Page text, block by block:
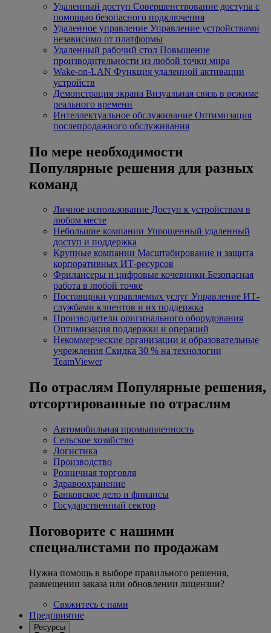
Удаленный доступ Совершенствование доступа с
помощью безопасного подключения
Удаленное управление Управление устройствами
независимо от платформы
Удаленный рабочий стол Повышение
производительности из любой точки мира
Wake-on-LAN Функция удаленной активации
устройств
Демонстрация экрана Визуальная связь в режиме
реального времени
Интеллектуальное обслуживание Оптимизация
послепродажного обслуживания
По мере необходимости
Популярные решения для разных
команд
Личное использование Доступ к устройствам в
любом месте
Небольшие компании Упрощенный удаленный
доступ и поддержка
Крупные компании Масштабирование и защита
корпоративных ИТ-ресурсов
Фрилансеры и цифровые кочевники Безопасная
работа в любой точке
Поставщики управляемых услуг Управление ИТ-
службами клиентов и их поддержка
Производители оригинального оборудования
Оптимизация поддержки и операций
Некоммерческие организации и образовательные
учреждения Скидка 30 % на технологии
TeamViewer
По отраслям Популярные решения,
отсортированные по отраслям
Автомобильная промышленность
Сельское хозяйство
Логистика
Производство
Розничная торговля
Здравоохранение
Банковское дело и финансы
Государственный сектор
Поговорите с нашими
специалистами по продажам
Нужна помощь в выборе правильного решения,
размещении заказа или обновлении лицензии?
Свяжитесь с нами
Предприятие
Ресурсы